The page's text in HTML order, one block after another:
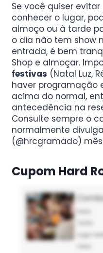
Se você quiser
conhecer o lugar,
almoço ou à tarde
o dia não tem show
entrada, é bem
Shop e almoçar.
festivas (Natal Luz,
haver programação
acima do normal,
antecedência na
Consulte sempre o
normalmente
(@hrcgramado)
Cupom Hard